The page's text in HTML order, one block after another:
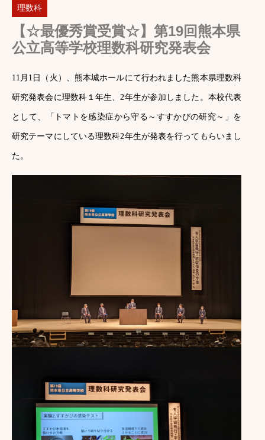
理数科
【☆最優秀賞受賞☆】第19回熊本県
公立高等学校理数科研究発表会
11月1日（火）、熊本城ホールにて行われました熊本県理数科
研究発表会に理数科１年生、2年生が参加しました。本校代表
として、「トマトを感染症から守る～すすかびの研究～」を
研究テーマにしている理数科2年生が発表を行ってもらいまし
た。